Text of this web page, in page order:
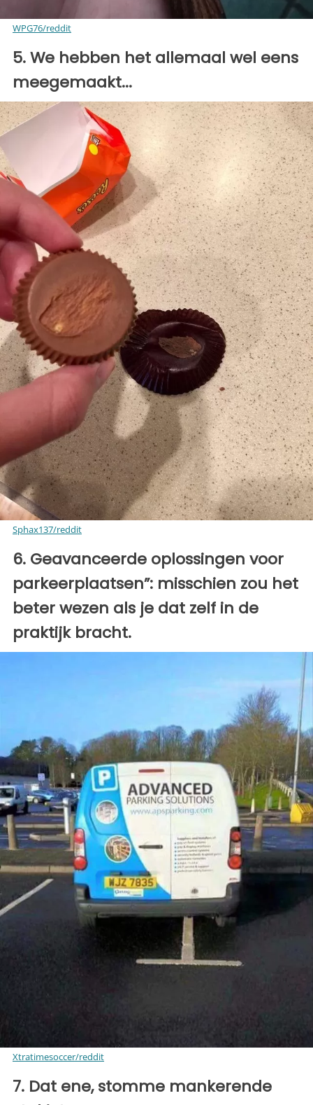
WPG76/reddit
5. We hebben het allemaal wel eens
meegemaakt...
Sphax137/reddit
6. Geavanceerde oplossingen voor
parkeerplaatsen”: misschien zou het
beter wezen als je dat zelf in de
praktijk bracht.
Xtratimesoccer/reddit
7. Dat ene, stomme mankerende